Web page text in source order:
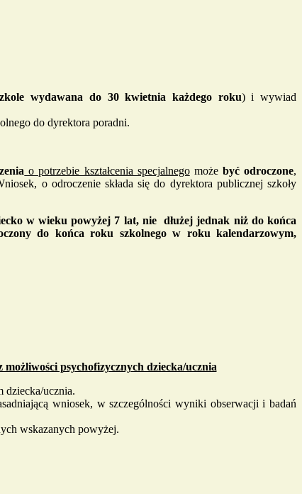
wydawana do 30 kwietnia każdego roku) i wywiad
do dyrektora poradni.
o potrzebie kształcenia specjalnegomoże być odroczone,
o odroczenie składa się do dyrektora publicznej szkoły
w wieku powyżej 7 lat, nie dłużej jednak niż do końca
do końca roku szkolnego w roku kalendarzowym,
psychofizycznych dziecka/ucznia
dziecka/ucznia.
wniosek, w szczególności wyniki obserwacji i badań
wskazanych powyżej.